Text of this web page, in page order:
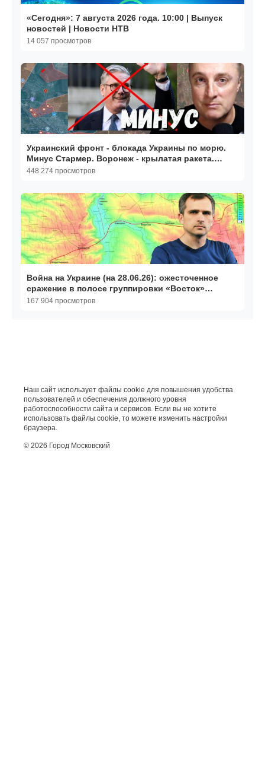
«Сегодня»: 7 августа 2026 года. 10:00 | Выпуск
новостей | Новости НТВ
14 057 просмотров
Украинский фронт - блокада Украины по морю.
Минус Стармер. Воронеж - крылатая ракета.
22.06.26
448 274 просмотров
Война на Украине (на 28.06.26): ожесточенное
сражение в полосе группировки «Восток»…
167 904 просмотров
Наш сайт использует файлы cookie для повышения удобства
пользователей и обеспечения должного уровня
работоспособности сайта и сервисов. Если вы не хотите
использовать файлы cookie, то можете изменить настройки
браузера.
© 2026 Город Московский